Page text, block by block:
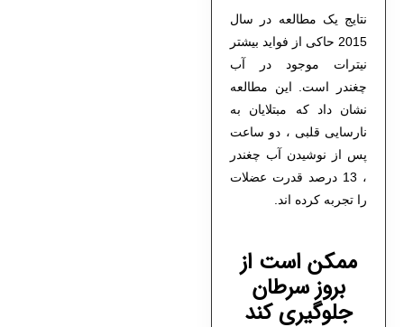
نتایج یک مطالعه در سال
2015 حاکی از فواید بیشتر
نیترات موجود در آب
چغندر است. این مطالعه
نشان داد که مبتلایان به
نارسایی قلبی ، دو ساعت
پس از نوشیدن آب چغندر
، 13 درصد قدرت عضلات
را تجربه کرده اند.
ممکن است از
بروز سرطان
جلوگیری کند